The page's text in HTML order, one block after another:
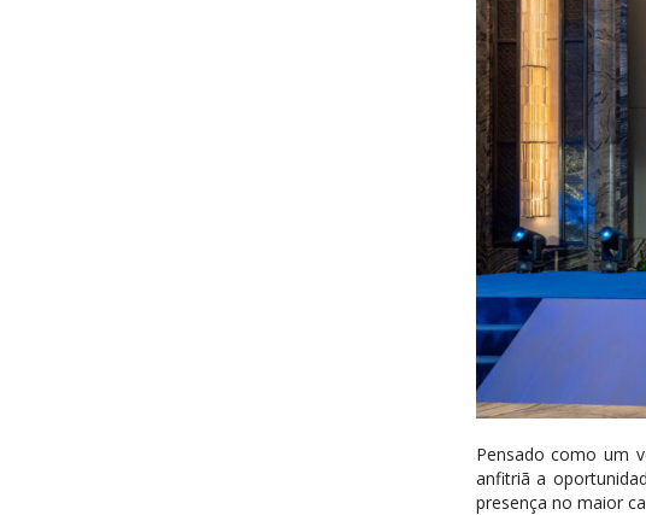
Pensado como um
anfitriã a
presença no maior